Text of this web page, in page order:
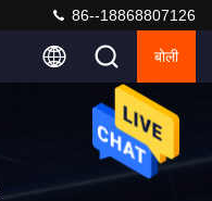
86--18868807126
बोली